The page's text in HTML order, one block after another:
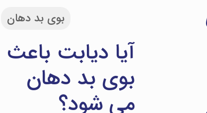
بوی بد دهان
آیا دیابت باعث
بوی بد دهان
می شود؟